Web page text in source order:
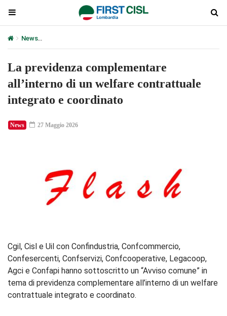
News
La previdenza complementare
all’interno di un welfare contrattuale
integrato e coordinato
News 27 Maggio 2026
Cgil, Cisl e Uil con Confindustria, Confcommercio,
Confesercenti, Confservizi, Confcooperative, Legacoop,
Agci e Confapi hanno sottoscritto un “Avviso comune” in
tema di previdenza complementare all’interno di un welfare
contrattuale integrato e coordinato.